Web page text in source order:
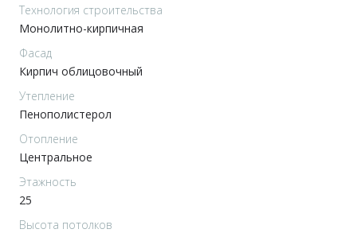
Технология строительства
Монолитно-кирпичная
Фасад
Кирпич облицовочный
Утепление
Пенополистерол
Отопление
Центральное
Этажность
25
Высота потолков